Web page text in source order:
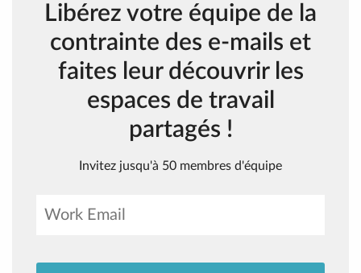
Libérez votre équipe de la
contrainte des e-mails et
faites leur découvrir les
espaces de travail
partagés !
Invitez jusqu'à 50 membres d'équipe